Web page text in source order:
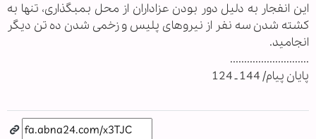
این انفجار به دلیل دور بودن عزاداران از محل بمب‏گذاری، تنها به
کشته شدن سه نفر از نیروهای پلیس و زخمی شدن ده تن دیگر
انجامید.
............................
پایان پیام/ 144 ـ 124